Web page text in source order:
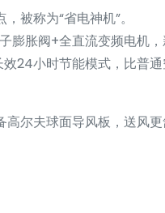
被称为“省电神机”。
膨胀阀+全直流变频电机
24小时节能模式，比普通
尔夫球面导风板，送风更